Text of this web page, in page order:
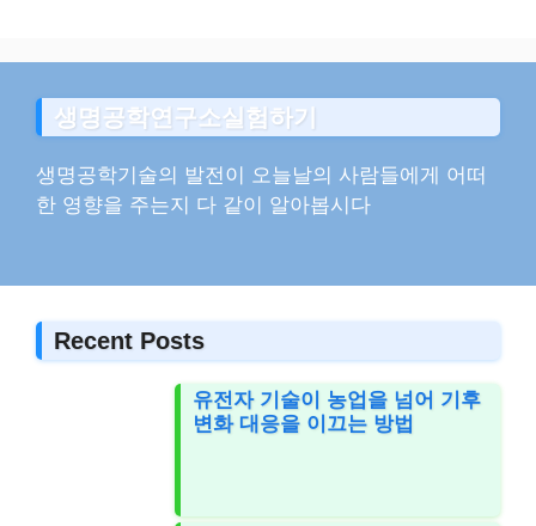
생명공학연구소실험하기
생명공학기술의 발전이 오늘날의 사람들에게 어떠
한 영향을 주는지 다 같이 알아봅시다
Recent Posts
유전자 기술이 농업을 넘어 기후
변화 대응을 이끄는 방법